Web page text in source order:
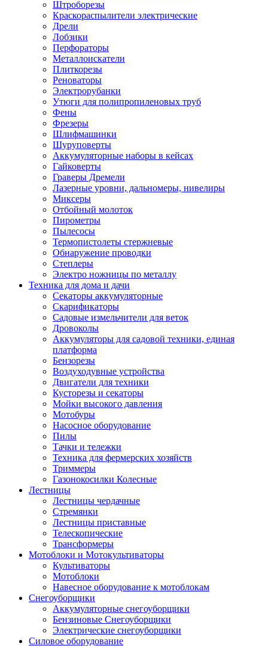
Штроборезы
Краскораспылители электрические
Дрели
Лобзики
Перфораторы
Металлоискатели
Плиткорезы
Реноваторы
Электрорубанки
Утюги для полипропиленовых труб
Фены
Фрезеры
Шлифмашинки
Шуруповерты
Аккумуляторные наборы в кейсах
Гайковерты
Граверы Дремели
Лазерные уровни, дальномеры, нивелиры
Миксеры
Отбойный молоток
Пирометры
Пылесосы
Термопистолеты стержневые
Обнаружение проводки
Степлеры
Электро ножницы по металлу
Техника для дома и дачи
Секаторы аккумуляторные
Скарификаторы
Садовые измельчители для веток
Дровоколы
Аккумуляторы для садовой техники, единая
платформа
Бензорезы
Воздуходувные устройства
Двигатели для техники
Кусторезы и секаторы
Мойки высокого давления
Мотобуры
Насосное оборудование
Пилы
Тачки и тележки
Техника для фермерских хозяйств
Триммеры
Газонокосилки Колесные
Лестницы
Лестницы чердачные
Стремянки
Лестницы приставные
Телескопические
Трансформеры
Мотоблоки и Мотокультиваторы
Культиваторы
Мотоблоки
Навесное оборудование к мотоблокам
Снегоуборщики
Аккумуляторные снегоуборщики
Бензиновые Снегоуборщики
Электрические снегоуборщики
Силовое оборудование